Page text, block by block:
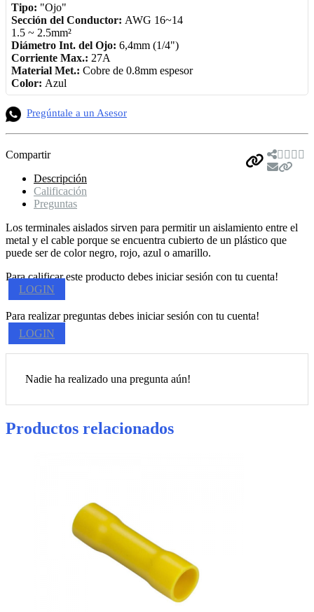
Tipo: "Ojo"
Sección del Conductor: AWG 16~14
1.5 ~ 2.5mm²
Diámetro Int. del Ojo: 6,4mm (1/4")
Corriente Max.: 27A
Material Met.: Cobre de 0.8mm espesor
Color: Azul
Pregúntale a un Asesor
Compartir
Descripción
Calificación
Preguntas
Los terminales aislados sirven para permitir un aislamiento entre el
metal y el cable porque se encuentra cubierto de un plástico que
puede ser de color negro, rojo, azul o amarillo.
Para calificar este producto debes iniciar sesión con tu cuenta!
LOGIN
Para realizar preguntas debes iniciar sesión con tu cuenta!
LOGIN
Nadie ha realizado una pregunta aún!
Productos relacionados